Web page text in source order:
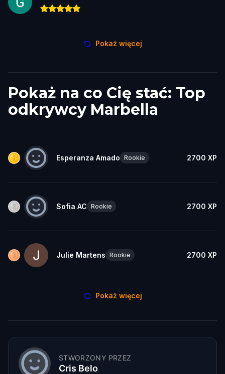
Pokaż więcej
Pokaż na co Cię stać: Top
odkrywcy Marbella
Esperanza Amado Rookie 2700 XP
Sofia AC Rookie 2700 XP
Julie Martens Rookie 2700 XP
Pokaż więcej
STWORZONY PRZEZ
Cris Belo